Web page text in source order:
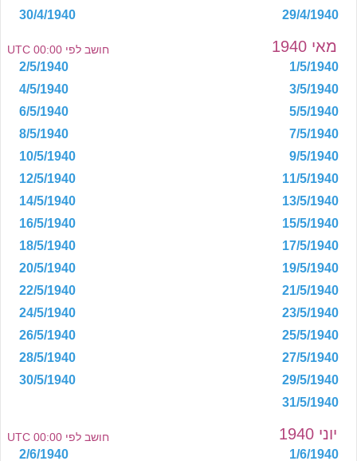
29/4/1940
30/4/1940
מאי 1940 חושב לפי 00:00 UTC
1/5/1940
2/5/1940
3/5/1940
4/5/1940
5/5/1940
6/5/1940
7/5/1940
8/5/1940
9/5/1940
10/5/1940
11/5/1940
12/5/1940
13/5/1940
14/5/1940
15/5/1940
16/5/1940
17/5/1940
18/5/1940
19/5/1940
20/5/1940
21/5/1940
22/5/1940
23/5/1940
24/5/1940
25/5/1940
26/5/1940
27/5/1940
28/5/1940
29/5/1940
30/5/1940
31/5/1940
יוני 1940 חושב לפי 00:00 UTC
1/6/1940
2/6/1940